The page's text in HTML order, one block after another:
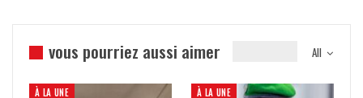
All
vous pourriez aussi aimer
À LA UNE À LA UNE